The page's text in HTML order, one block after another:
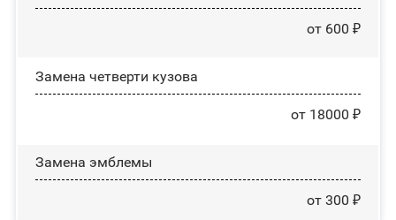
от 600 ₽
Замена четверти кузова
от 18000 ₽
Замена эмблемы
от 300 ₽